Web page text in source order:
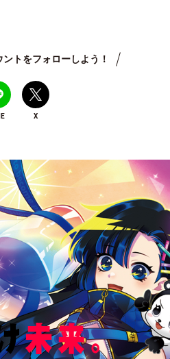
トをフォローしよう！
X